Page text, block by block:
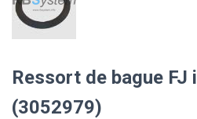
Ressort de bague FJ
(3052979)